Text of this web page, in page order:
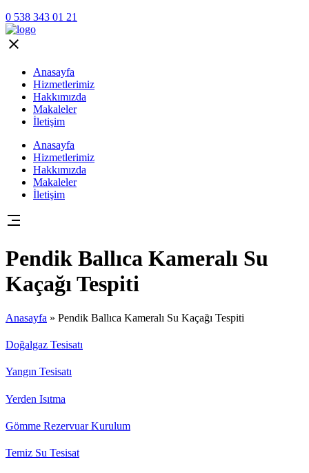
0 538 343 01 21
Anasayfa
Hizmetlerimiz
Hakkımızda
Makaleler
İletişim
Anasayfa
Hizmetlerimiz
Hakkımızda
Makaleler
İletişim
Pendik Ballıca Kameralı Su
Kaçağı Tespiti
Anasayfa » Pendik Ballıca Kameralı Su Kaçağı Tespiti
Doğalgaz Tesisatı
Yangın Tesisatı
Yerden Isıtma
Gömme Rezervuar Kurulum
Temiz Su Tesisat